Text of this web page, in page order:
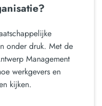
onder druk. Met de
Management
werkgevers en
kijken.